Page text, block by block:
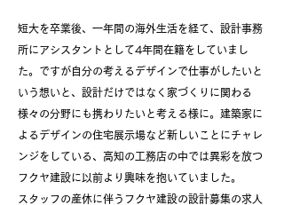
短大を卒業後、一年間の海外生活を経て、設計事務
所にアシスタントとして4年間在籍をしていまし
た。ですが自分の考えるデザインで仕事がしたいと
いう想いと、設計だけではなく家づくりに関わる
様々の分野にも携わりたいと考える様に。建築家に
よるデザインの住宅展示場など新しいことにチャレ
ンジをしている、高知の工務店の中では異彩を放つ
フクヤ建設に以前より興味を抱いていました。
スタッフの産休に伴うフクヤ建設の設計募集の求人